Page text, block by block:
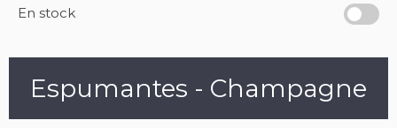
En stock
Espumantes - Champagne